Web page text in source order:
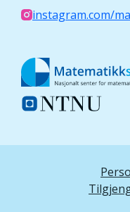
instagram.com/